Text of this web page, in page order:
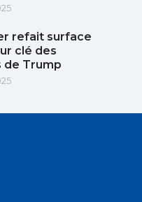
refait surface
clé des
de Trump